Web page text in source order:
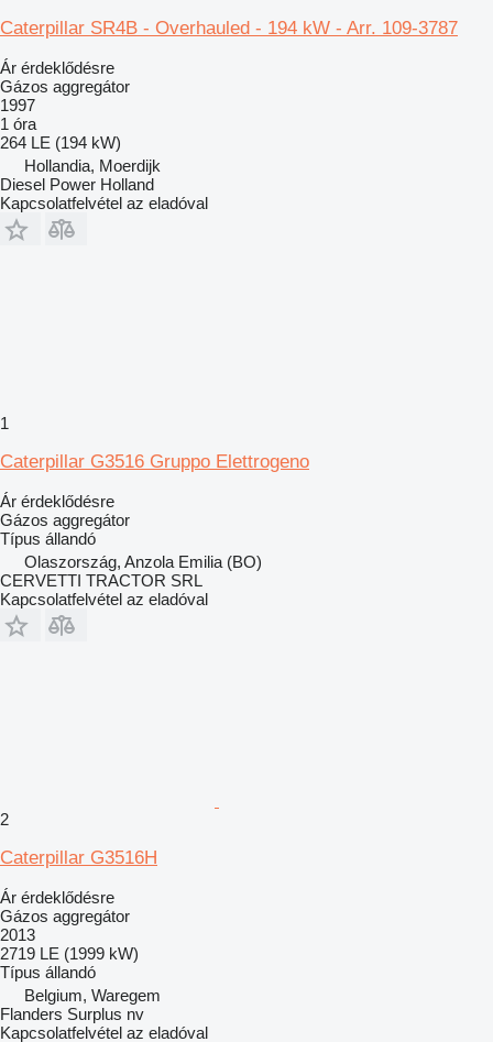
Caterpillar SR4B - Overhauled - 194 kW - Arr. 109-3787
Ár érdeklődésre
Gázos aggregátor
1997
1 óra
264 LE (194 kW)
Hollandia, Moerdijk
Diesel Power Holland
Kapcsolatfelvétel az eladóval
1
Caterpillar G3516 Gruppo Elettrogeno
Ár érdeklődésre
Gázos aggregátor
Típus állandó
Olaszország, Anzola Emilia (BO)
CERVETTI TRACTOR SRL
Kapcsolatfelvétel az eladóval
2
Caterpillar G3516H
Ár érdeklődésre
Gázos aggregátor
2013
2719 LE (1999 kW)
Típus állandó
Belgium, Waregem
Flanders Surplus nv
Kapcsolatfelvétel az eladóval